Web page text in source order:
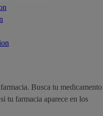
Busca tu medicamento
tu farmacia aparece en los